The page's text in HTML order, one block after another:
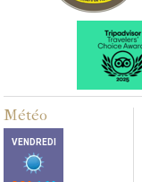
Météo